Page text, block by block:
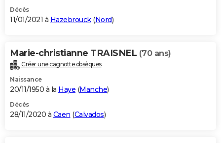
Décès
11/01/2021 à Hazebrouck(Nord)
Marie-christianne TRAISNEL (70 ans)
Créer une cagnotte obsèques
Naissance
20/11/1950 à la Haye (Manche)
Décès
28/11/2020 à Caen (Calvados)